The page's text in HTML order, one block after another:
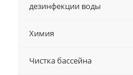
дезинфекции воды
Химия
Чистка бассейна